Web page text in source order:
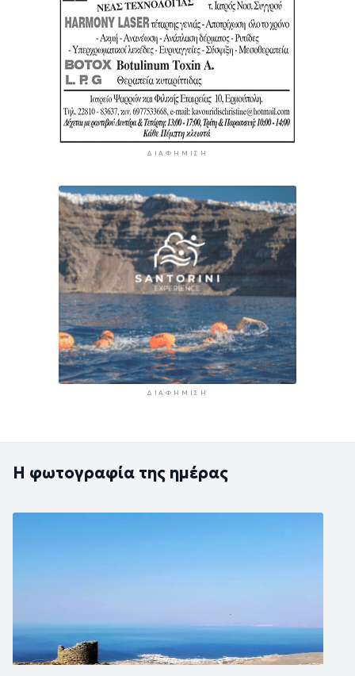
ΔΙΑΦΉΜΙΣΗ
ΔΙΑΦΉΜΙΣΗ
Η φωτογραφία της ημέρας